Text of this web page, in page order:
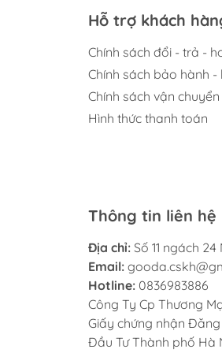
Hỗ trợ khách
Chính sách đổi - trả -
Chính sách bảo hành -
Chính sách vận chuyển
Hình thức thanh toán
Thông tin liên hệ
Địa chỉ: Số 11 ngách
Email:
Hotline: 0836983886
Công Ty Cp Thương
Giấy chứng nhận
Đầu Tư Thành phố